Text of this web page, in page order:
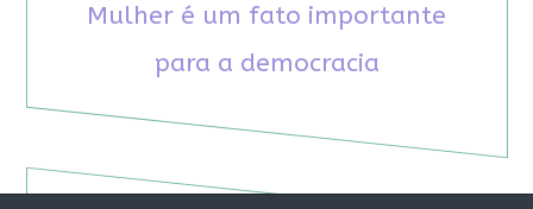
Mulher é um fato importante
para a democracia